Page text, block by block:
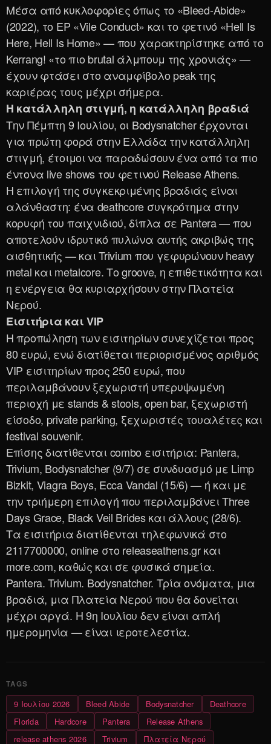
Μέσα από κυκλοφορίες όπως το «Bleed-Abide»
(2022), το EP «Vile Conduct» και το φετινό «Hell Is
Here, Hell Is Home» — που χαρακτηρίστηκε από το
Kerrang! «το πιο brutal άλμπουμ της χρονιάς» —
έχουν φτάσει στο αναμφίβολο peak της
καριέρας τους μέχρι σήμερα.
Η κατάλληλη στιγμή, η κατάλληλη βραδιά
Την Πέμπτη 9 Ιουλίου, οι Bodysnatcher έρχονται
για πρώτη φορά στην Ελλάδα την κατάλληλη
στιγμή, έτοιμοι να παραδώσουν ένα από τα πιο
έντονα live shows του φετινού Release Athens.
Η επιλογή της συγκεκριμένης βραδιάς είναι
αλάνθαστη: ένα deathcore συγκρότημα στην
κορυφή του παιχνιδιού, δίπλα σε Pantera — που
αποτελούν ιδρυτικό πυλώνα αυτής ακριβώς της
αισθητικής — και Trivium που γεφυρώνουν heavy
metal και metalcore. Το groove, η επιθετικότητα και
η ενέργεια θα κυριαρχήσουν στην Πλατεία
Νερού.
Εισιτήρια και VIP
Η προπώληση των εισιτηρίων συνεχίζεται προς
80 ευρώ, ενώ διατίθεται περιορισμένος αριθμός
VIP εισιτηρίων προς 250 ευρώ, που
περιλαμβάνουν ξεχωριστή υπερυψωμένη
περιοχή με stands & stools, open bar, ξεχωριστή
είσοδο, private parking, ξεχωριστές τουαλέτες και
festival souvenir.
Επίσης διατίθενται combo εισιτήρια: Pantera,
Trivium, Bodysnatcher (9/7) σε συνδυασμό με Limp
Bizkit, Viagra Boys, Ecca Vandal (15/6) — ή και με
την τριήμερη επιλογή που περιλαμβάνει Three
Days Grace, Black Veil Brides και άλλους (28/6).
Τα εισιτήρια διατίθενται τηλεφωνικά στο
2117700000, online στο releaseathens.gr και
more.com, καθώς και σε φυσικά σημεία.
Pantera. Trivium. Bodysnatcher. Τρία ονόματα, μια
βραδιά, μια Πλατεία Νερού που θα δονείται
μέχρι αργά. Η 9η Ιουλίου δεν είναι απλή
ημερομηνία — είναι ιεροτελεστία.
9 Ιουλίου 2026 Bleed Abide Bodysnatcher
Deathcore
Florida
Hardcore Pantera
Release Athens
release athens 2026
Trivium Πλατεία Νερού